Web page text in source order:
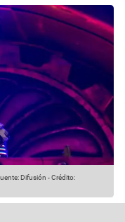
Difusión -Crédito: